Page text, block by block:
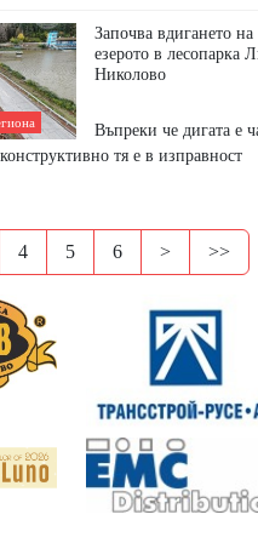
Започва вдигането
езерото в лесопарка
Николово
Въпреки че дигата е
тя е в изправност
4 5 6 > >>